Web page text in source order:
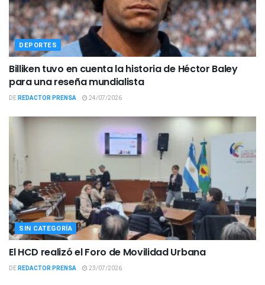
DEPORTES
Billiken tuvo en cuenta la historia de Héctor Baley
para una reseña mundialista
DEREDACTOR PRENSA 24/07/2026
SIN CATEGORÍA
El HCD realizó el Foro de Movilidad Urbana
DEREDACTOR PRENSA 23/07/2026